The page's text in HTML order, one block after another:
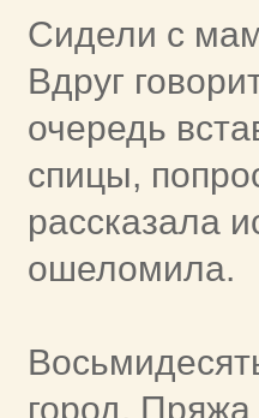
Сидели с
Вдруг
очередь
спицы,
рассказала
ошеломила.
город.